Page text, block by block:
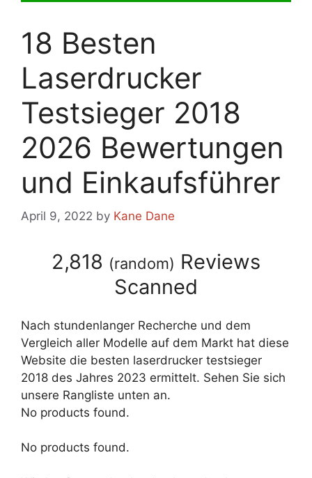
18 Besten
Laserdrucker
Testsieger 2018
2026 Bewertungen
und Einkaufsführer
April 9, 2022 by Kane Dane
2,818 (random) Reviews
Scanned
Nach stundenlanger Recherche und dem
Vergleich aller Modelle auf dem Markt hat diese
Website die besten laserdrucker testsieger
2018 des Jahres 2023 ermittelt. Sehen Sie sich
unsere Rangliste unten an.
No products found.
No products found.